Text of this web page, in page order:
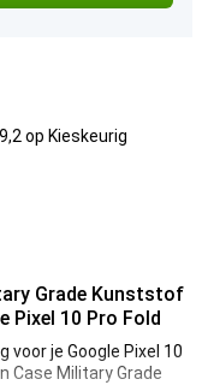
op Kieskeurig
Grade Kunststof
Pixel 10 Pro Fold
voor je Google Pixel 10
Case Military Grade